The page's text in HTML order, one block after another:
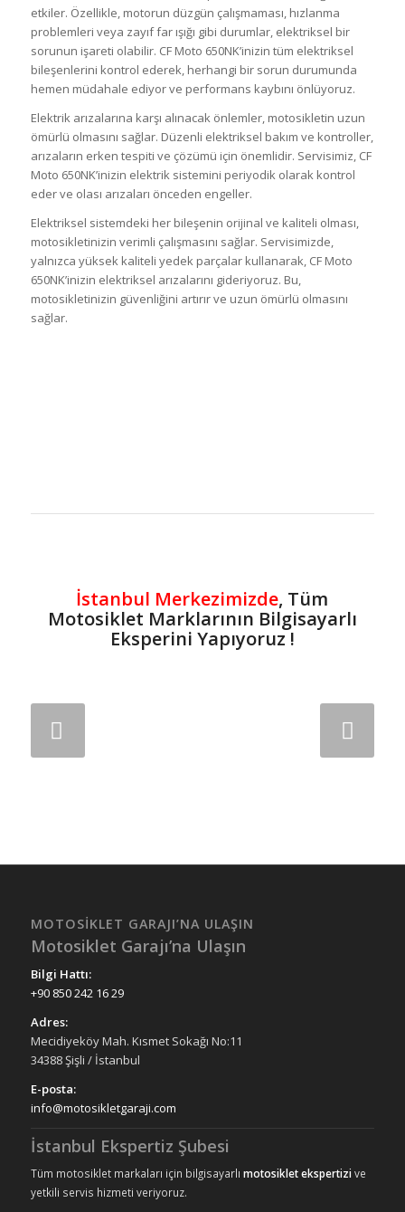
etkiler. Özellikle, motorun düzgün çalışmaması, hızlanma
problemleri veya zayıf far ışığı gibi durumlar, elektriksel bir
sorunun işareti olabilir. CF Moto 650NK’inizin tüm elektriksel
bileşenlerini kontrol ederek, herhangi bir sorun durumunda
hemen müdahale ediyor ve performans kaybını önlüyoruz.
Elektrik arızalarına karşı alınacak önlemler, motosikletin uzun
ömürlü olmasını sağlar. Düzenli elektriksel bakım ve kontroller,
arızaların erken tespiti ve çözümü için önemlidir. Servisimiz, CF
Moto 650NK’inizin elektrik sistemini periyodik olarak kontrol
eder ve olası arızaları önceden engeller.
Elektriksel sistemdeki her bileşenin orijinal ve kaliteli olması,
motosikletinizin verimli çalışmasını sağlar. Servisimizde,
yalnızca yüksek kaliteli yedek parçalar kullanarak, CF Moto
650NK’inizin elektriksel arızalarını gideriyoruz. Bu,
motosikletinizin güvenliğini artırır ve uzun ömürlü olmasını
sağlar.
İstanbul Merkezimizde, Tüm
Motosiklet Marklarının Bilgisayarlı
Eksperini Yapıyoruz !
MOTOSIKLET GARAJI’NA ULAŞIN
Motosiklet Garajı’na Ulaşın
Bilgi Hattı:
+90 850 242 16 29
Adres:
Mecidiyeköy Mah. Kısmet Sokağı No:11
34388 Şişli / İstanbul
E-posta:
info@motosikletgaraji.com
İstanbul Ekspertiz Şubesi
Tüm motosiklet markaları için bilgisayarlı motosiklet ekspertizi ve
yetkili servis hizmeti veriyoruz.